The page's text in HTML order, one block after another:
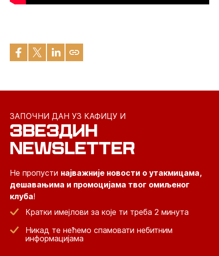
ЗАПОЧНИ ДАН УЗ КАФИЦУ И
ЗВЕЗДИН
NEWSLETTER
Не пропусти најважније новости о утакмицама,
дешавањима и промоцијама твог омиљеног
клуба!
Кратки имејлови за које ти треба 2 минута
Никад те нећемо спамовати небитним
информацијама